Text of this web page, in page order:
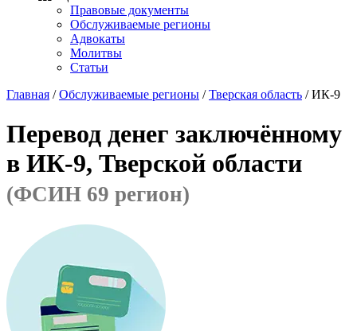
Правовые документы
Обслуживаемые регионы
Адвокаты
Молитвы
Статьи
Главная /Обслуживаемые регионы /Тверская область / ИК-9
Перевод денег заключённому
в ИК-9, Тверской области
(ФСИН 69 регион)